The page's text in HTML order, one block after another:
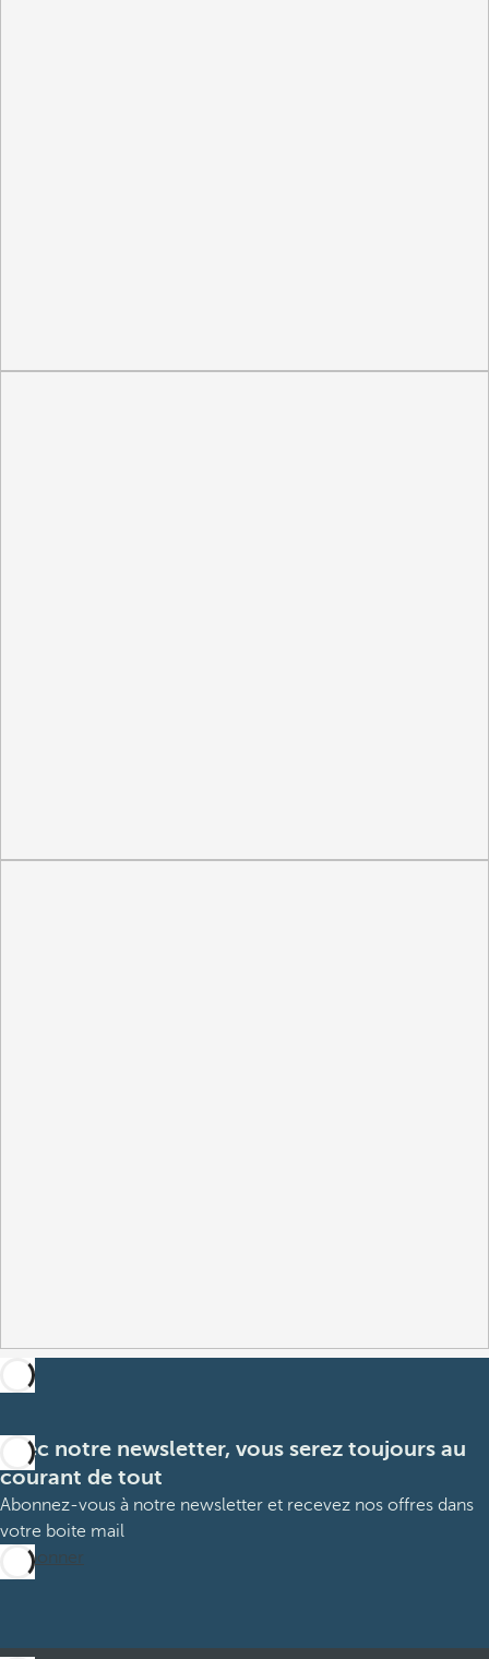
Avec notre newsletter, vous serez toujours au
courant de tout
Abonnez-vous à notre newsletter et recevez nos offres dans
votre boite mail
M’abonner